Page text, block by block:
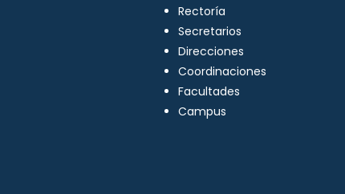
Rectoría
Secretarios
Direcciones
Coordinaciones
Facultades
Campus